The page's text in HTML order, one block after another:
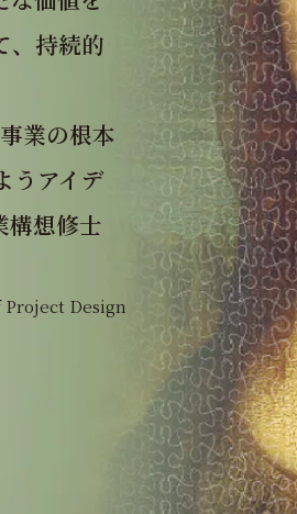
、持続的
業の根本
うアイデ
構想修⼠
Design